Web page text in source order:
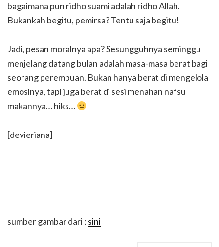
bagaimana pun ridho suami adalah ridho Allah.
Bukankah begitu, pemirsa? Tentu saja begitu!
Jadi, pesan moralnya apa? Sesungguhnya seminggu
menjelang datang bulan adalah masa-masa berat bagi
seorang perempuan. Bukan hanya berat di mengelola
emosinya, tapi juga berat di sesi menahan nafsu
makannya… hiks…
[devieriana]
sumber gambar dari : sini